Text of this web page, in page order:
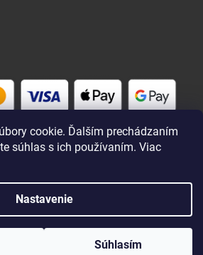
cookie. Ďalším prechádzaním
súhlas s ich používaním. Viac
Nastavenie
Súhlasím
eu - rybárske potreby
Upraviť nastavenie cookies